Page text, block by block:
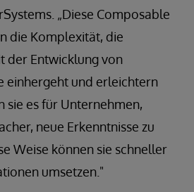
„Diese Composable
die Komplexität, die
der Entwicklung von
einhergeht und erleichtern
sie es für Unternehmen,
neue Erkenntnisse zu
Weise können sie schneller
umsetzen."